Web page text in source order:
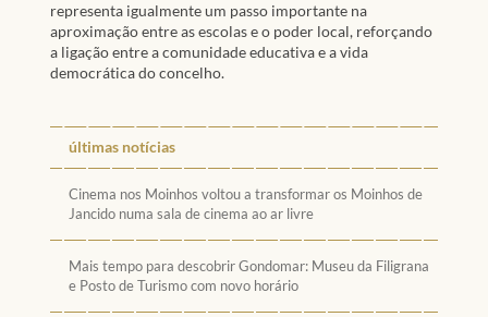
representa igualmente um passo importante na
aproximação entre as escolas e o poder local, reforçando
a ligação entre a comunidade educativa e a vida
democrática do concelho.
últimas notícias
Cinema nos Moinhos voltou a transformar os Moinhos de
Jancido numa sala de cinema ao ar livre
Mais tempo para descobrir Gondomar: Museu da Filigrana
e Posto de Turismo com novo horário